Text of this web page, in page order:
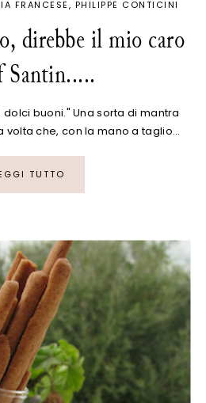
FRANCESE PHILIPPE CONTICINI
direbbe il mio caro
Santin.....
buoni." Una sorta di mantra
volta che, con la mano a taglio…
TUTTO